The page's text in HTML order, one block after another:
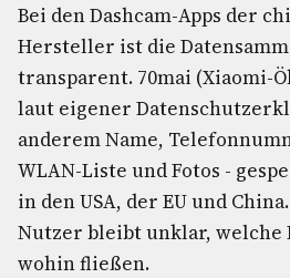
Bei den Dashcam-Apps der
Hersteller ist die
transparent. 70mai (Xiaomi-
laut eigener
anderem Name,
WLAN-Liste und Fotos -
in den USA, der EU und
Nutzer bleibt unklar, welche
wohin fließen.